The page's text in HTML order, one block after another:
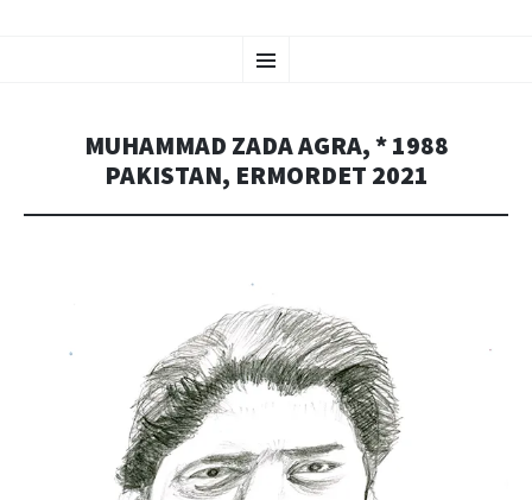
Menu
TO
MUHAMMAD ZADA AGRA, * 1988
PAKISTAN, ERMORDET 2021